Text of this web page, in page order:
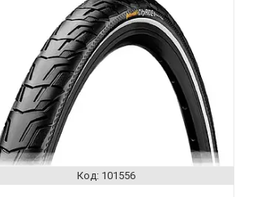
101556